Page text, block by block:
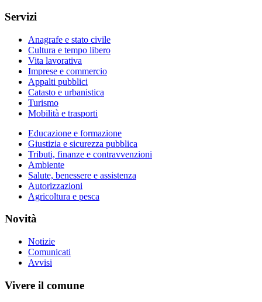
Servizi
Anagrafe e stato civile
Cultura e tempo libero
Vita lavorativa
Imprese e commercio
Appalti pubblici
Catasto e urbanistica
Turismo
Mobilità e trasporti
Educazione e formazione
Giustizia e sicurezza pubblica
Tributi, finanze e contravvenzioni
Ambiente
Salute, benessere e assistenza
Autorizzazioni
Agricoltura e pesca
Novità
Notizie
Comunicati
Avvisi
Vivere il comune